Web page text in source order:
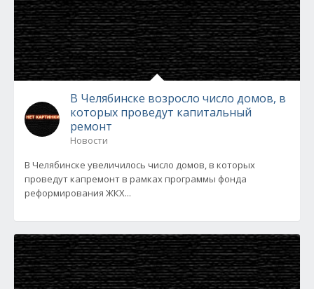
В Челябинске возросло число домов, в
которых проведут капитальный
ремонт
Новости
В Челябинске увеличилось число домов, в которых
проведут капремонт в рамках программы фонда
реформирования ЖКХ...